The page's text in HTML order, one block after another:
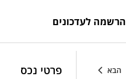
הרשמה לעדכונים
הבא פרטי נכס